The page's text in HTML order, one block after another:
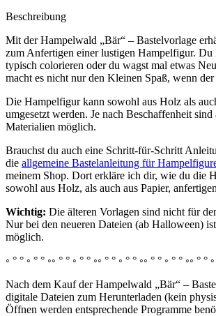
Beschreibung
Mit der Hampelwald „Bär“ – Bastelvorlage
zum Anfertigen einer lustigen Hampelfigur. Du
typisch colorieren oder du wagst mal etwas
macht es nicht nur den Kleinen Spaß, wenn
Die Hampelfigur kann sowohl aus Holz als
umgesetzt werden. Je nach Beschaffenheit sind
Materialien möglich.
Brauchst du auch eine Schritt-für-Schritt
die allgemeine Bastelanleitung für
meinem Shop. Dort erkläre ich dir, wie du die
sowohl aus Holz, als auch aus Papier,
Wichtig: Die älteren Vorlagen sind nicht für
Nur bei den neueren Dateien (ab Halloween)
möglich.
◦ ° ° ◦ ° ° ◦◦ ° ° ◦ ° ° ◦◦ ° ° ◦ ° ° ◦◦ ° ° ◦ ° ° ◦◦ ° °
Nach dem Kauf der Hampelwald „Bär“ –
digitale Dateien zum Herunterladen (kein
Öffnen werden entsprechende Programme